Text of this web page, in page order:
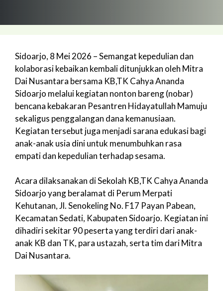
Sidoarjo, 8 Mei 2026 – Semangat kepedulian dan
kolaborasi kebaikan kembali ditunjukkan oleh Mitra
Dai Nusantara bersama KB,TK Cahya Ananda
Sidoarjo melalui kegiatan nonton bareng (nobar)
bencana kebakaran Pesantren Hidayatullah Mamuju
sekaligus penggalangan dana kemanusiaan.
Kegiatan tersebut juga menjadi sarana edukasi bagi
anak-anak usia dini untuk menumbuhkan rasa
empati dan kepedulian terhadap sesama.
Acara dilaksanakan di Sekolah KB,TK Cahya Ananda
Sidoarjo yang beralamat di Perum Merpati
Kehutanan, Jl. Senokeling No. F17 Payan Pabean,
Kecamatan Sedati, Kabupaten Sidoarjo. Kegiatan ini
dihadiri sekitar 90 peserta yang terdiri dari anak-
anak KB dan TK, para ustazah, serta tim dari Mitra
Dai Nusantara.